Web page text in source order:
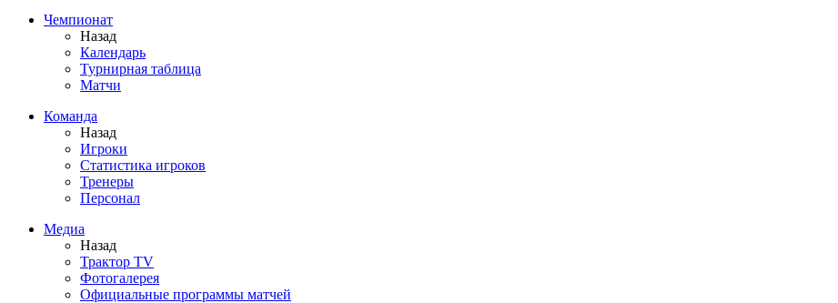
Чемпионат
Назад
Календарь
Турнирная таблица
Матчи
Команда
Назад
Игроки
Статистика игроков
Тренеры
Персонал
Медиа
Назад
Трактор TV
Фотогалерея
Официальные программы матчей